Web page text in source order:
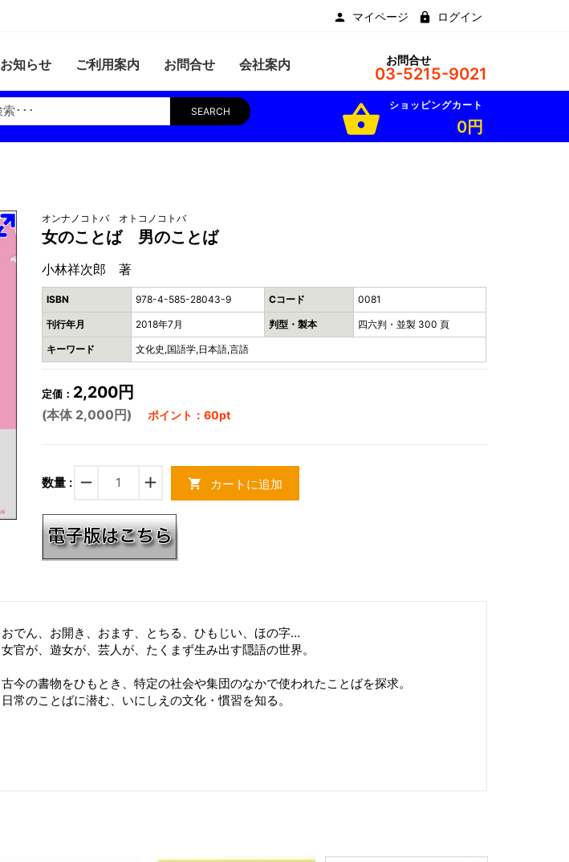
マイページ ログイン
お知らせ ご利用案内 お問合せ 会社案内 お問合せ
03-5215-9021
SEARCH shopping_basket ショッピングカート
0円
オンナノコトバ オトコノコトバ
女のことば 男のことば
小林祥次郎 著
ISBN 978-4-585-28043-9 Cコード 0081
刊行年月 2018年7月 判型・製本 四六判・並製 300 頁
キーワード 文化史,国語学,日本語,言語
定価： 2,200円
(本体 2,000円) ポイント：60pt
数量 : remove add shopping_cart カートに追加
おでん、お開き、おます、とちる、ひもじい、ほの字…
女官が、遊女が、芸人が、たくまず生み出す隠語の世界。
古今の書物をひもとき、特定の社会や集団のなかで使われたことばを探求。
日常のことばに潜む、いにしえの文化・慣習を知る。